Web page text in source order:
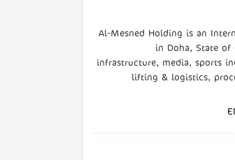
Al-Mesned Holding is an
in Doha, State
infrastructure, media, sports
lifting & logistics,